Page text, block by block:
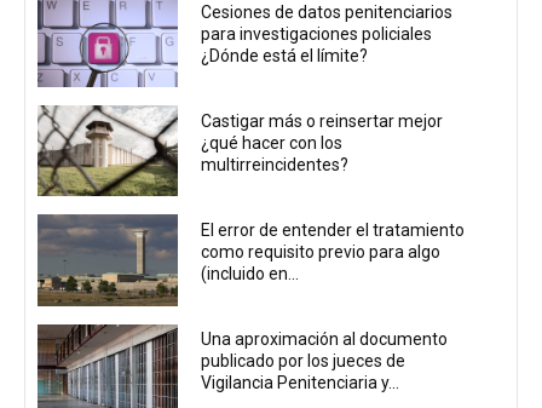
Cesiones de datos penitenciarios
para investigaciones policiales
¿Dónde está el límite?
Castigar más o reinsertar mejor
¿qué hacer con los
multirreincidentes?
El error de entender el tratamiento
como requisito previo para algo
(incluido en...
Una aproximación al documento
publicado por los jueces de
Vigilancia Penitenciaria y...